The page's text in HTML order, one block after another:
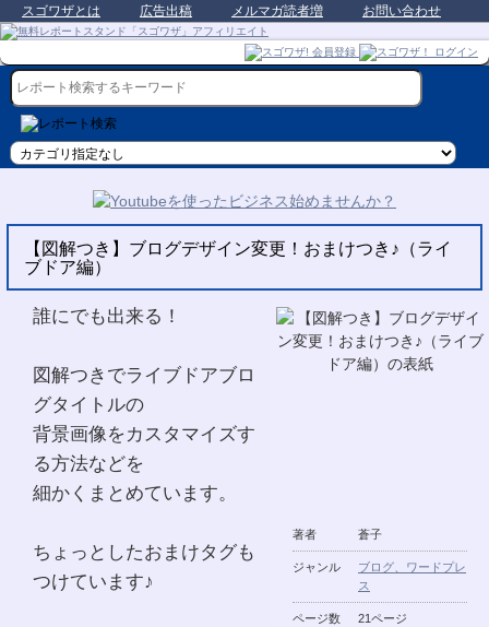
スゴワザとは 広告出稿 メルマガ読者増 お問い合わせ
【図解つき】ブログデザイン変更！おまけつき♪（ライ
ブドア編）
著者 蒼子
ジャンル
ブログ、ワードプレ
ス
ページ数 21ページ
誰にでも出来る！
図解つきでライブドアブロ
グタイトルの
背景画像をカスタマイズす
る方法などを
細かくまとめています。
ちょっとしたおまけタグも
つけています♪